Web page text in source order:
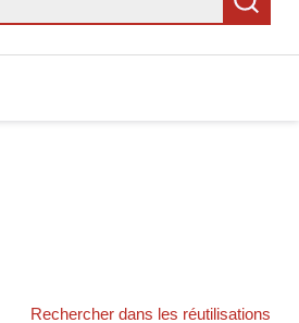
Rechercher dans les réutilisations